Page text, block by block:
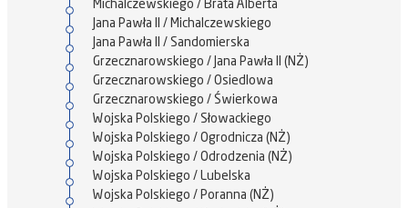
Michalczewskiego / Brata Alberta
Jana Pawła II / Michalczewskiego
Jana Pawła II / Sandomierska
Grzecznarowskiego / Jana Pawła II (NŻ)
Grzecznarowskiego / Osiedlowa
Grzecznarowskiego / Świerkowa
Wojska Polskiego / Słowackiego
Wojska Polskiego / Ogrodnicza (NŻ)
Wojska Polskiego / Odrodzenia (NŻ)
Wojska Polskiego / Lubelska
Wojska Polskiego / Poranna (NŻ)